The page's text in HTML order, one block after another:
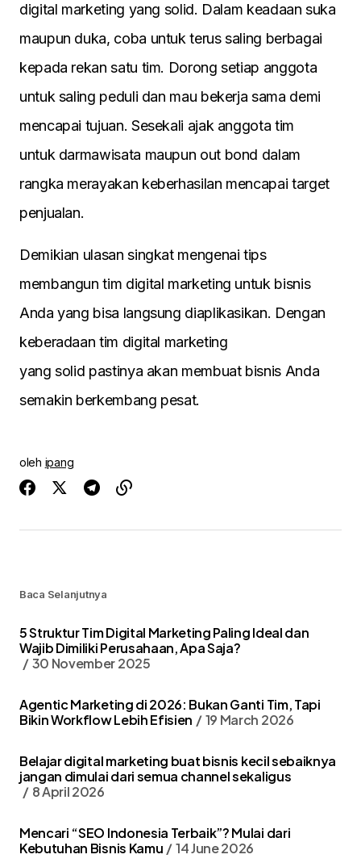
digital marketing yang solid. Dalam keadaan suka
maupun duka, coba untuk terus saling berbagai
kepada rekan satu tim. Dorong setiap anggota
untuk saling peduli dan mau bekerja sama demi
mencapai tujuan. Sesekali ajak anggota tim
untuk darmawisata maupun out bond dalam
rangka merayakan keberhasilan mencapai target
penjualan.
Demikian ulasan singkat mengenai tips
membangun tim digital marketing untuk bisnis
Anda yang bisa langsung diaplikasikan. Dengan
keberadaan tim digital marketing
yang solid pastinya akan membuat bisnis Anda
semakin berkembang pesat.
oleh ipang
Baca Selanjutnya
5 Struktur Tim Digital Marketing Paling Ideal dan
Wajib Dimiliki Perusahaan, Apa Saja?
30 November 2025
Agentic Marketing di 2026: Bukan Ganti Tim, Tapi
Bikin Workflow Lebih Efisien
19 March 2026
Belajar digital marketing buat bisnis kecil sebaiknya
jangan dimulai dari semua channel sekaligus
8 April 2026
Mencari “SEO Indonesia Terbaik”? Mulai dari
Kebutuhan Bisnis Kamu
14 June 2026